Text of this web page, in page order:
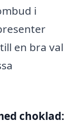
i
en bra val
choklad: